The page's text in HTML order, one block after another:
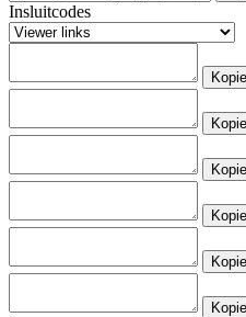
Insluitcodes